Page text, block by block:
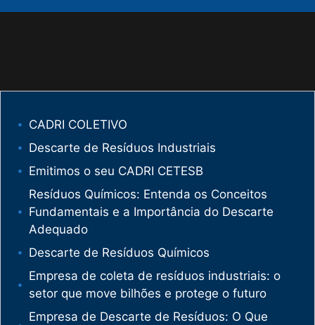
CADRI COLETIVO
Descarte de Resíduos Industriais
Emitimos o seu CADRI CETESB
Resíduos Químicos: Entenda os Conceitos
Fundamentais e a Importância do Descarte
Adequado
Descarte de Resíduos Químicos
Empresa de coleta de resíduos industriais: o
setor que move bilhões e protege o futuro
Empresa de Descarte de Resíduos: O Que